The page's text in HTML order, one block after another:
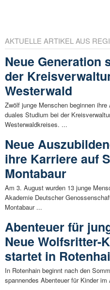
AKTUELLE ARTIKEL AUS
Neue Generation
der
Westerwald
Zwölf junge Menschen beginnen ihre
duales Studium bei der
Westerwaldkreises. ...
Neue
ihre Karriere auf
Montabaur
Am 3. August wurden 13 junge
Akademie Deutscher
Montabaur ...
Abenteuer für
Neue Wolfsritter-
startet in
In Rotenhain beginnt nach den
spannendes Abenteuer für Kinder